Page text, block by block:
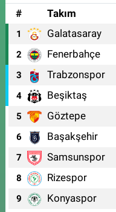
#
Takım
1 Galatasaray
2 Fenerbahçe
3 Trabzonspor
4 Beşiktaş
5 Göztepe
6 Başakşehir
7 Samsunspor
8 Rizespor
9 Konyaspor